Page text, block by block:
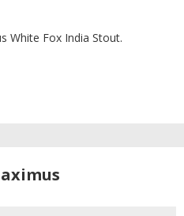
White Fox India Stout.